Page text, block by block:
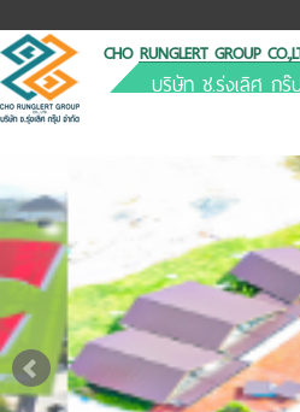
CHO RUNGLERT GROUP
บริษัท ช.รุ่งเลิศ ก